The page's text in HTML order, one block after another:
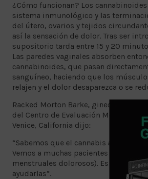
¿Cómo funcionan? Los
sistema inmunológico y las
del útero, ovarios y tejidos
así la sensación de dolor. Tras ser
supositorio tarda entre 15 y 20
Las paredes vaginales absorben
cannabinoides, que pasan
sanguíneo, haciendo que los
relajen y el dolor desaparezca o se
Racked Morton Barke, ginecólogo y
del Centro de Evaluación Médica de la
Venice, California dijo:
“Sabemos que el cannabis ayuda a
Vemos a muchas pacientes con
menstruales dolorosos). Es una
ayudarlas”.